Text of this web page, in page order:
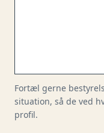
Fortæl gerne
situation, så de ved
profil.